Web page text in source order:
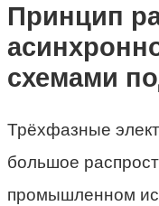
Принцип
схемами
Трёхфазные
большое
промышленном